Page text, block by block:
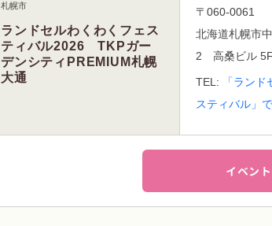
札幌市
ランドセルわくわくフェス
ティバル2026 TKPガー
デンシティPREMIUM札幌
大通
〒060-0061
北海道札幌市
2 高桑ビル 5F
TEL:
「ラン
スティバル」
イベン